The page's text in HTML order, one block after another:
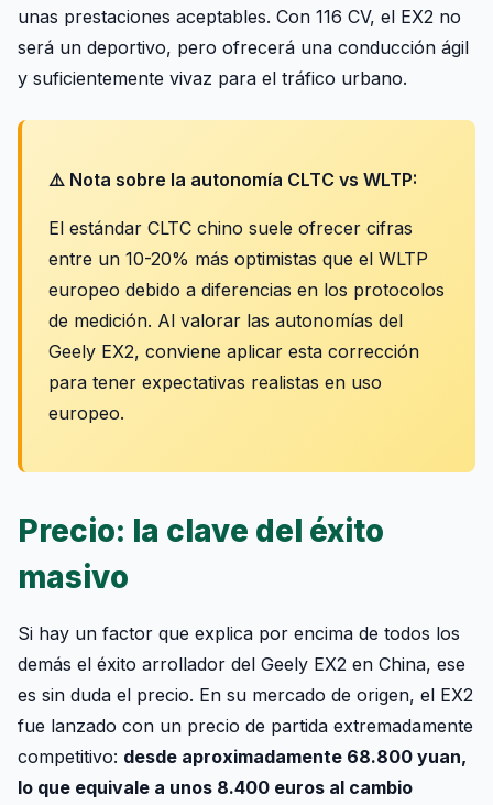
unas prestaciones aceptables. Con 116 CV, el EX2 no
será un deportivo, pero ofrecerá una conducción ágil
y suficientemente vivaz para el tráfico urbano.
⚠️ Nota sobre la autonomía CLTC vs WLTP:
El estándar CLTC chino suele ofrecer cifras
entre un 10-20% más optimistas que el WLTP
europeo debido a diferencias en los protocolos
de medición. Al valorar las autonomías del
Geely EX2, conviene aplicar esta corrección
para tener expectativas realistas en uso
europeo.
Precio: la clave del éxito
masivo
Si hay un factor que explica por encima de todos los
demás el éxito arrollador del Geely EX2 en China, ese
es sin duda el precio. En su mercado de origen, el EX2
fue lanzado con un precio de partida extremadamente
competitivo: desde aproximadamente 68.800 yuan,
lo que equivale a unos 8.400 euros al cambio